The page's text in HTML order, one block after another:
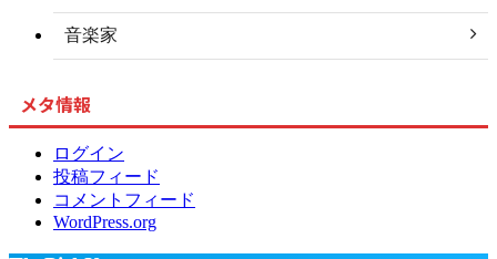
音楽家
メタ情報
ログイン
投稿フィード
コメントフィード
WordPress.org